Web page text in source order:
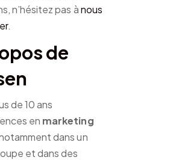
n’hésitez pas ànous
.
de
de 10 ans
en marketing
dans un
et dans des